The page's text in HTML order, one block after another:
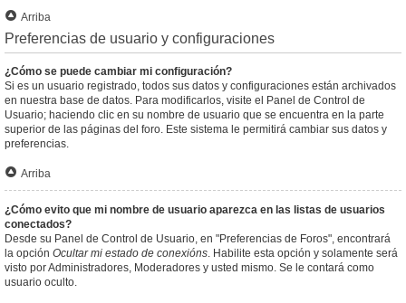
Arriba
Preferencias de usuario y configuraciones
¿Cómo se puede cambiar mi configuración?
Si es un usuario registrado, todos sus datos y configuraciones están archivados
en nuestra base de datos. Para modificarlos, visite el Panel de Control de
Usuario; haciendo clic en su nombre de usuario que se encuentra en la parte
superior de las páginas del foro. Este sistema le permitirá cambiar sus datos y
preferencias.
Arriba
¿Cómo evito que mi nombre de usuario aparezca en las listas de usuarios
conectados?
Desde su Panel de Control de Usuario, en "Preferencias de Foros", encontrará
la opción Ocultar mi estado de conexións. Habilite esta opción y solamente será
visto por Administradores, Moderadores y usted mismo. Se le contará como
usuario oculto.